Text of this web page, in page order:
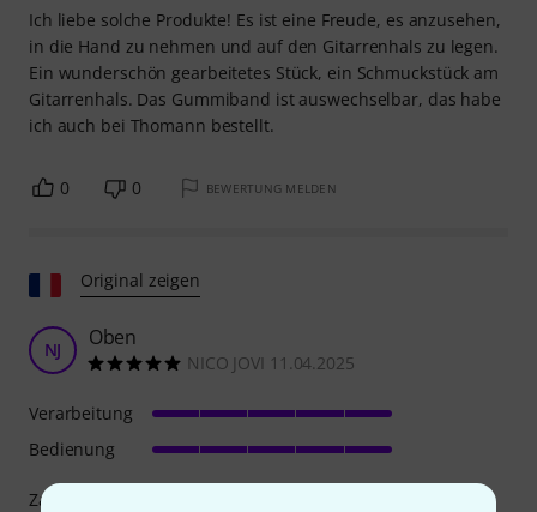
Ich liebe solche Produkte! Es ist eine Freude, es anzusehen,
in die Hand zu nehmen und auf den Gitarrenhals zu legen.
Ein wunderschön gearbeitetes Stück, ein Schmuckstück am
Gitarrenhals. Das Gummiband ist auswechselbar, das habe
ich auch bei Thomann bestellt.
0 0 BEWERTUNG MELDEN
Original zeigen
NJ Oben
NICO JOVI 11.04.2025
Zauberhafte und hochwertige Qualität
Verarbeitung
Bedienung